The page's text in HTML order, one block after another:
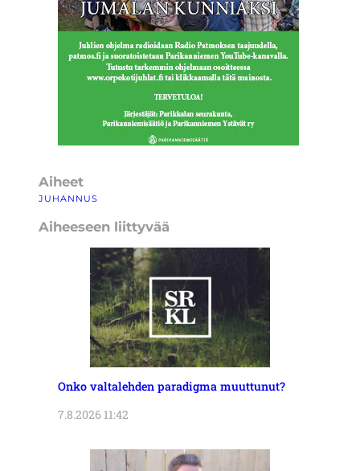
Aiheet
JUHANNUS
Aiheeseen liittyvää
Onko valtalehden paradigma muuttunut?
7.8.2026 11:42